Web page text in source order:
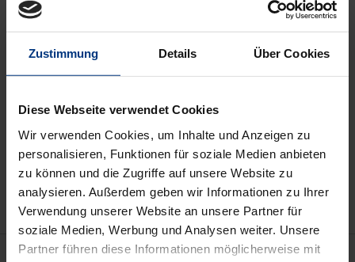
Zustimmung Details Über Cookies
Diese Webseite verwendet Cookies
Wir verwenden Cookies, um Inhalte und Anzeigen zu
personalisieren, Funktionen für soziale Medien anbieten
zu können und die Zugriffe auf unsere Website zu
analysieren. Außerdem geben wir Informationen zu Ihrer
Verwendung unserer Website an unsere Partner für
soziale Medien, Werbung und Analysen weiter. Unsere
Partner führen diese Informationen möglicherweise mit
Available
Add to Cart
Add to Wish List
Delivery cost notice
Description